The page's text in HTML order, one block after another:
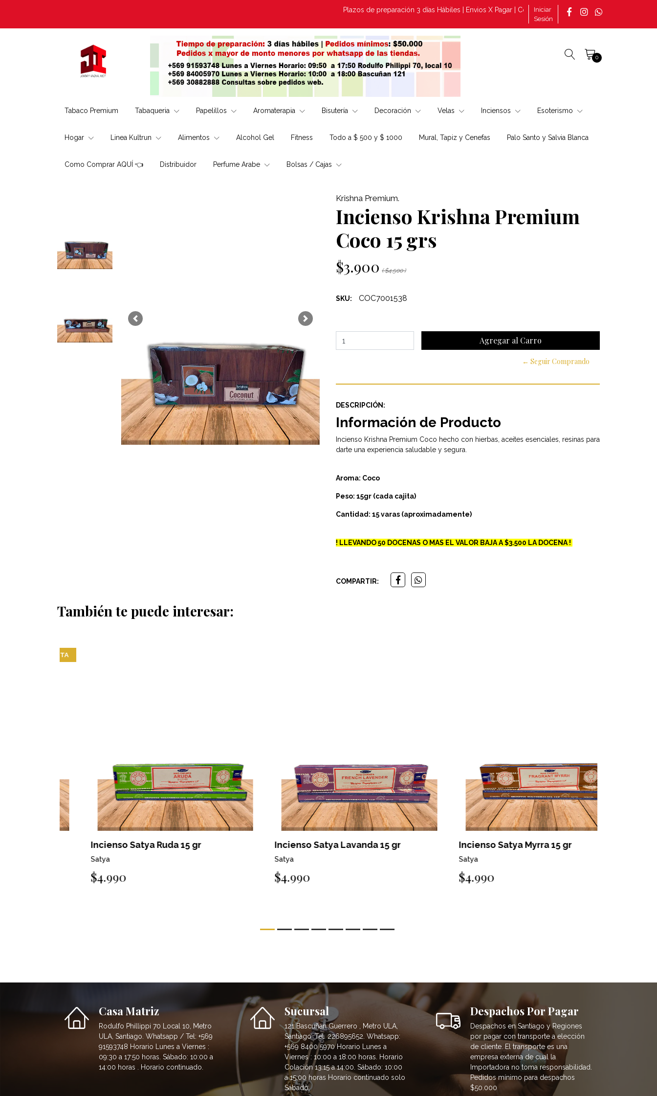
Plazos de preparación 3 días Hábiles | Envios X Pagar | Consultas por pedidos tomado en la página
Iniciar
Sesión
0
Tabaco Premium Tabaqueria Papelillos Aromaterapia Bisutería Decoración Velas Inciensos Esoterismo
Hogar Linea Kultrun Alimentos Alcohol Gel Fitness Todo a $ 500 y $ 1000 Mural, Tapiz y Cenefas Palo Santo y Salvia Blanca
Como Comprar AQUÍ 👈 Distribuidor Perfume Arabe Bolsas / Cajas
Previous Next
Krishna Premium.
Incienso Krishna Premium
Coco 15 grs
$3.900 ( $4.500 )
SKU: COC7001538
← Seguir Comprando
DESCRIPCIÓN:
Información de Producto
Incienso Krishna Premium Coco hecho con hierbas, aceites esenciales, resinas para
darte una experiencia saludable y segura.
Aroma: Coco
Peso: 15gr (cada cajita)
Cantidad: 15 varas (aproximadamente)
! LLEVANDO 50 DOCENAS O MAS EL VALOR BAJA A $3.500 LA DOCENA !
COMPARTIR:
También te puede interesar:
Incienso Satya Ruda 15 gr
$4.990
Incienso Satya Lavanda 15 gr
$4.990
Incienso Satya Myrra 15 gr
$4.990
Casa Matriz
Rodulfo Phillippi 70 Local 10, Metro
ULA, Santiago. Whatsapp / Tel: +569
91593748 Horario Lunes a Viernes :
09:30 a 17:50 horas. Sábado: 10:00 a
14:00 horas . Horario continuado.
Sucursal
121 Bascuñán Guerrero , Metro ULA,
Santiago. Tel: 226895652. Whatsapp:
+569 8400 5970 Horario Lunes a
Viernes : 10:00 a 18:00 horas. Horario
Colación 13:15 a 14:00. Sábado: 10:00
a 15:00 horas Horario continuado solo
Sábado.
Despachos Por Pagar
Despachos en Santiago y Regiones
por pagar con transporte a elección
de cliente. El transporte es una
empresa externa de cual la
Importadora no toma responsabilidad.
Pedidos mínimo para despachos
$50.000